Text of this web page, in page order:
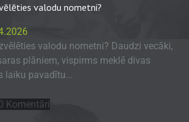
valodu nometni?
valodu nometni? Daudzi vecāki,
plāniem, vispirms meklē divas
laiku pavadītu...
Komentāri